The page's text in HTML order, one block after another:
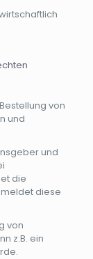
von
und
und
die
diese
von
z.B. ein